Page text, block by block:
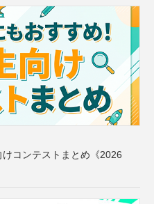
コンテストまとめ《2026